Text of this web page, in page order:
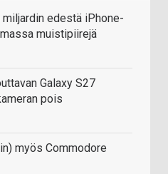
edestä iPhone-
muistipiirejä
Galaxy S27
pois
myös Commodore